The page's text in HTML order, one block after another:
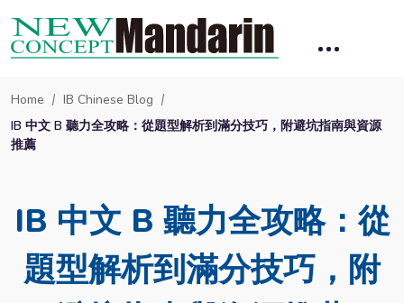
Home
IB Chinese Blog
IB 中文 B 聽力全攻略：從題型解析到滿分技巧，附避坑指南與資源
推薦
IB 中文 B 聽力全攻略：從
題型解析到滿分技巧，附